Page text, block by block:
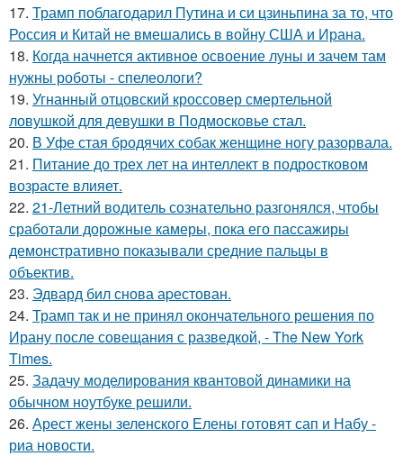
17. Трамп поблагодарил Путина и си цзиньпина за то, что
Россия и Китай не вмешались в войну США и Ирана.
18. Когда начнется активное освоение луны и зачем там
нужны роботы - спелеологи?
19. Угнанный отцовский кроссовер смертельной
ловушкой для девушки в Подмосковье стал.
20. В Уфе стая бродячих собак женщине ногу разорвала.
21. Питание до трех лет на интеллект в подростковом
возрасте влияет.
22. 21-Летний водитель сознательно разгонялся, чтобы
сработали дорожные камеры, пока его пассажиры
демонстративно показывали средние пальцы в
объектив.
23. Эдвард бил снова аpестован.
24. Трамп так и не принял окончательного решения по
Ирану после совещания с разведкой, - The New York
Times.
25. Задачу моделирования квантовой динамики на
обычном ноутбуке решили.
26. Арест жены зеленского Елены готовят сап и Набу -
риа новости.